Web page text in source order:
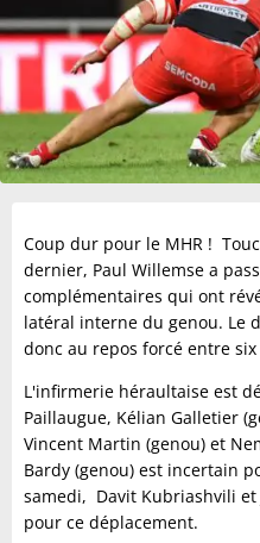
Coup dur pour le MHR !
dernier, Paul Willemse a
complémentaires qui ont
latéral interne du genou. Le
donc au repos forcé entre
L'infirmerie héraultaise est
Paillaugue, Kélian Galletier
Vincent Martin (genou) et
Bardy (genou) est incertain
samedi, Davit Kubriashvili et
pour ce déplacement.